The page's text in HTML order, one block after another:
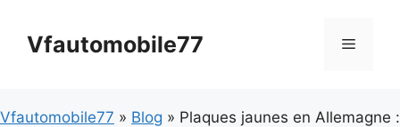
contenuVfautomobile77 Menu
Vfautomobile77 » Blog » Plaques jaunes en Allemagne :